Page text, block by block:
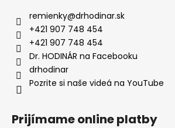
remienky@drhodinar.sk
+421 907 748 454
+421 907 748 454
Dr. HODINÁR na Facebooku
drhodinar
Pozrite si naše videá na YouTube
Prijímame online platby